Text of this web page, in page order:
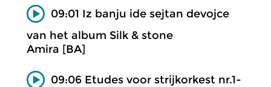
09:01 Iz banju ide sejtan devojce
van het album Silk & stone
Amira [BA]
09:06 Etudes voor strijkorkest nr.1-